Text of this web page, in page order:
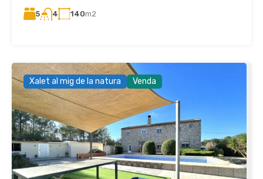
5 4 140m2
Xalet al mig de la natura Venda